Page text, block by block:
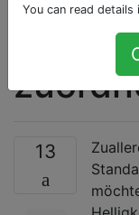
13
You can read details